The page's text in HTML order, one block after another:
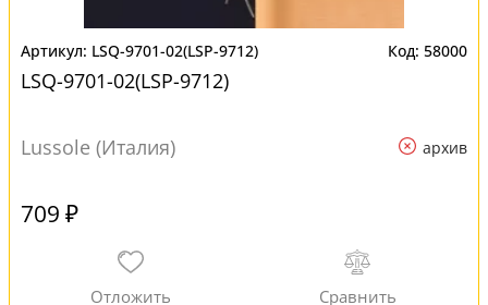
LSQ-9701-02(LSP-9712) 58000
LSQ-9701-02(LSP-9712)
Lussole (Италия) архив
709 ₽